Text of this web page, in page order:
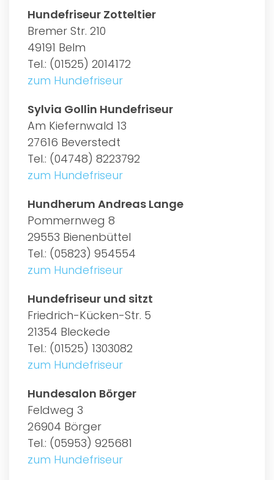
Hundefriseur Zotteltier
Bremer Str. 210
49191 Belm
Tel.: (01525) 2014172
zum Hundefriseur
Sylvia Gollin Hundefriseur
Am Kiefernwald 13
27616 Beverstedt
Tel.: (04748) 8223792
zum Hundefriseur
Hundherum Andreas Lange
Pommernweg 8
29553 Bienenbüttel
Tel.: (05823) 954554
zum Hundefriseur
Hundefriseur und sitzt
Friedrich-Kücken-Str. 5
21354 Bleckede
Tel.: (01525) 1303082
zum Hundefriseur
Hundesalon Börger
Feldweg 3
26904 Börger
Tel.: (05953) 925681
zum Hundefriseur